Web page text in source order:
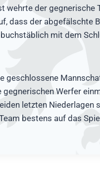
wehrte der gegnerische
dass der abgefälschte
mit dem
geschlossene
Werfer
letzten Niederlagen
bestens auf das